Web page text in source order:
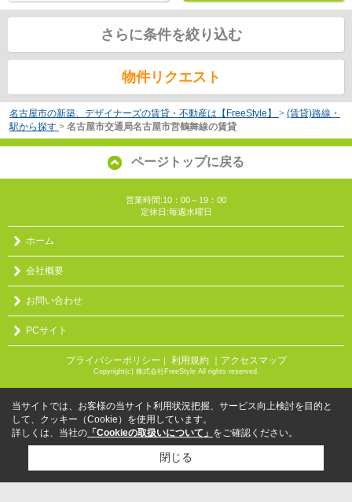
さらに条件を絞り込む
物件リクエスト
名古屋市の新築、デザイナーズの賃貸・不動産は【FreeStyle】 > (賃貸)路線・
駅から探す > 名古屋市交通局名古屋市営鶴舞線の賃貸
ページトップに戻る
営業時間:10：00～19：00
定休日:毎週水曜日
ホーム
会社概要
お問い合わせ
PCサイト
プライバシーポリシー 利用規約 ｜アクセスマップ
Copyright(c) 株式会社FreeStyle All rights reserved.
当サイトでは、お客様の当サイト利用状況把握、サービス向上検討を目的と
して、クッキー（Cookie）を使用しています。
詳しくは、当社の 「Cookieの取扱いについて」 をご確認ください。
閉じる